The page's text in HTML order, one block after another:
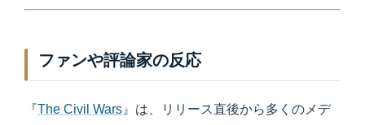
ファンや評論家の反応
『The Civil Wars 』は、リリース直後から多くのメデ